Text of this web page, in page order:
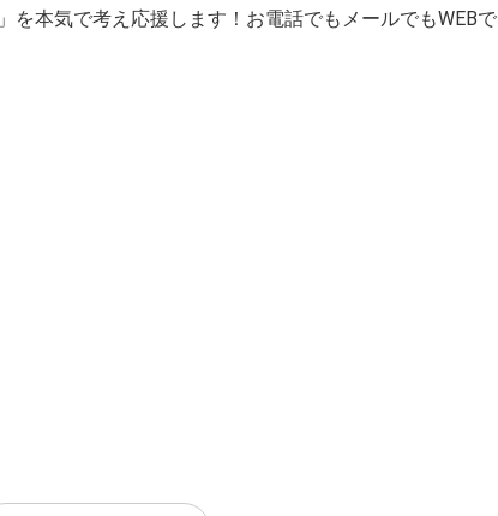
本気で考え応援します！お電話でもメールでもWEBで